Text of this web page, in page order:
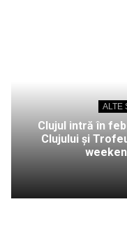
ALTE
Clujul intră în
Clujului și